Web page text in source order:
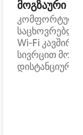
მოგზაური
კომფორტული
Wi‑Fi
სივრცით
დისტანციური